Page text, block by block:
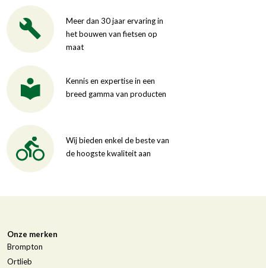
Meer dan 30 jaar ervaring in
het bouwen van fietsen op
maat
Kennis en expertise in een
breed gamma van producten
Wij bieden enkel de beste van
de hoogste kwaliteit aan
Onze merken
Brompton
Ortlieb